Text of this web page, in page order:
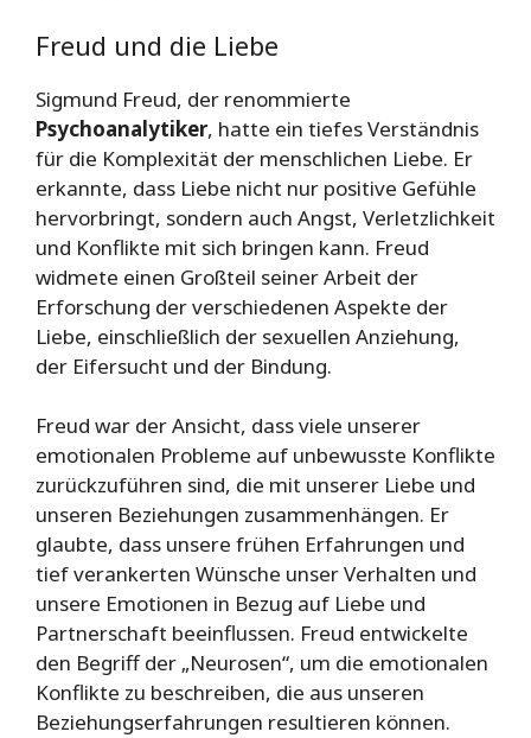
Freud und die Liebe
Sigmund Freud, der renommierte
Psychoanalytiker, hatte ein tiefes Verständnis
für die Komplexität der menschlichen Liebe. Er
erkannte, dass Liebe nicht nur positive Gefühle
hervorbringt, sondern auch Angst, Verletzlichkeit
und Konflikte mit sich bringen kann. Freud
widmete einen Großteil seiner Arbeit der
Erforschung der verschiedenen Aspekte der
Liebe, einschließlich der sexuellen Anziehung,
der Eifersucht und der Bindung.
Freud war der Ansicht, dass viele unserer
emotionalen Probleme auf unbewusste Konflikte
zurückzuführen sind, die mit unserer Liebe und
unseren Beziehungen zusammenhängen. Er
glaubte, dass unsere frühen Erfahrungen und
tief verankerten Wünsche unser Verhalten und
unsere Emotionen in Bezug auf Liebe und
Partnerschaft beeinflussen. Freud entwickelte
den Begriff der „Neurosen“, um die emotionalen
Konflikte zu beschreiben, die aus unseren
Beziehungserfahrungen resultieren können.